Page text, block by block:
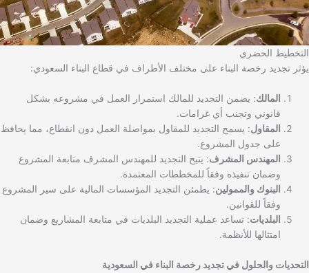
التخطيط الحضري
يؤثر تجديد رخصة البناء على مختلف الأطراف في قطاع البناء السعودي:
المالك: يضمن التجديد للمالك استمرار العمل في مشروعه بشكل
قانوني وتجنب أي غرامات.
المقاول: يسمح التجديد للمقاول بمواصلة العمل دون انقطاع، مما يحافظ
على جدول المشروع.
المهندس المشرف: يتيح التجديد للمهندس المشرف متابعة المشروع
وضمان تنفيذه وفقاً للمخططات المعتمدة.
البنوك والممولين: يطمئن التجديد المؤسسات المالية على سير المشروع
وفقاً للقوانين.
البلديات: تساعد عملية التجديد البلديات في متابعة المشاريع وضمان
امتثالها للأنظمة.
التحديات والحلول في تجديد رخصة البناء في السعودية